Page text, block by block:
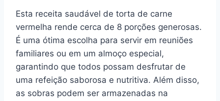
Esta receita saudável de torta de carne
vermelha rende cerca de 8 porções generosas.
É uma ótima escolha para servir em reuniões
familiares ou em um almoço especial,
garantindo que todos possam desfrutar de
uma refeição saborosa e nutritiva. Além disso,
as sobras podem ser armazenadas na